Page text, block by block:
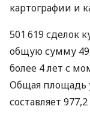
картографии и
501 619 сделок
общую сумму
более 4 лет с
Общая площадь
составляет